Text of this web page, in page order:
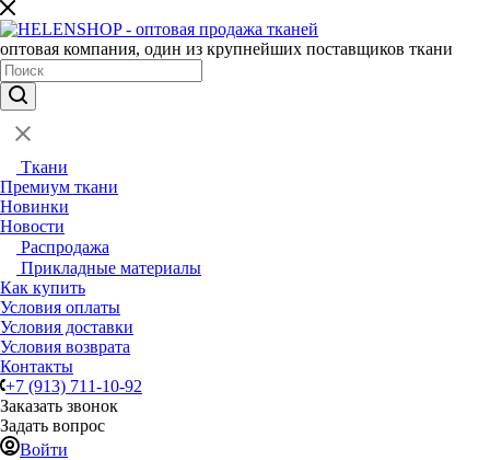
оптовая компания, один из крупнейших поставщиков ткани
Ткани
Премиум ткани
Новинки
Новости
Распродажа
Прикладные материалы
Как купить
Условия оплаты
Условия доставки
Условия возврата
Контакты
+7 (913) 711-10-92
Заказать звонок
Задать вопрос
Войти